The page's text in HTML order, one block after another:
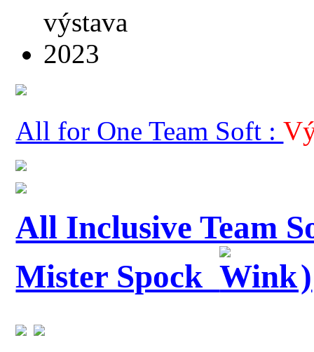
All for One Team Soft :
All Inclusive Team
Mister Spock
)